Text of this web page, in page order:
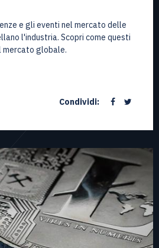
e gli eventi nel mercato delle
l'industria. Scopri come questi
mercato globale.
Condividi: